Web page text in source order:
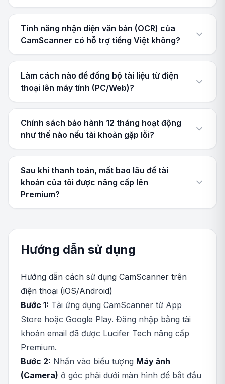
Tính năng nhận diện văn bản (OCR) của
CamScanner có hỗ trợ tiếng Việt không?
Làm cách nào để đồng bộ tài liệu từ điện
thoại lên máy tính (PC/Web)?
Chính sách bảo hành 12 tháng hoạt động
như thế nào nếu tài khoản gặp lỗi?
Sau khi thanh toán, mất bao lâu để tài
khoản của tôi được nâng cấp lên
Premium?
Hướng dẫn sử dụng
Hướng dẫn cách sử dụng CamScanner trên
điện thoại (iOS/Android)
Bước 1: Tải ứng dụng CamScanner từ App
Store hoặc Google Play. Đăng nhập bằng tài
khoản email đã được Lucifer Tech nâng cấp
Premium.
Bước 2: Nhấn vào biểu tượng Máy ảnh
(Camera) ở góc phải dưới màn hình để bắt đầu